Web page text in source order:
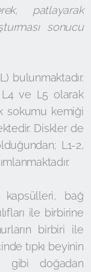
patlayarak
sonucu
bulunmaktadır.
L4 ve L5 olarak
sokumu kemiği
Diskler de
L1-2,
bağ
ile birbirine
birbiri ile
tıpkı beyinin
gibi doğadan